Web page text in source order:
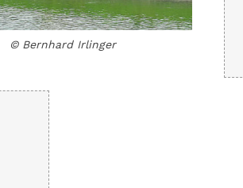
© Bernhard Irlinger
Die
Irlinger